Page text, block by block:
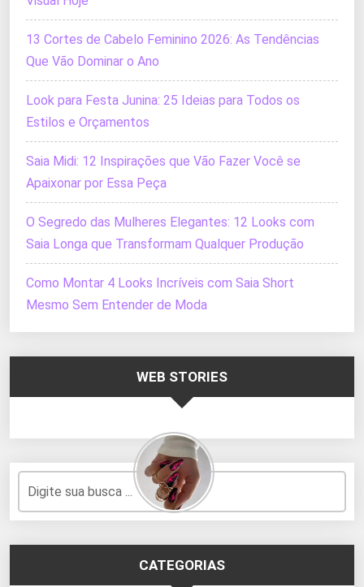
13 Cortes de Cabelo Feminino 2026: As Tendências
Que Vão Dominar o Ano
Look para Festa Junina: 25 Ideias para Todos os
Estilos e Orçamentos
Saia Midi: 12 Inspirações que Vão Fazer Você se
Apaixonar por Essa Peça
O Segredo das Mulheres Elegantes: 12 Looks com
Saia Longa que Transformam Qualquer Produção
Como Montar 4 Looks Incríveis com Saia Short
Mesmo Sem Entender de Moda
WEB STORIES
CATEGORIAS